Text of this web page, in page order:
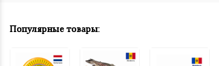
Популярные товары: